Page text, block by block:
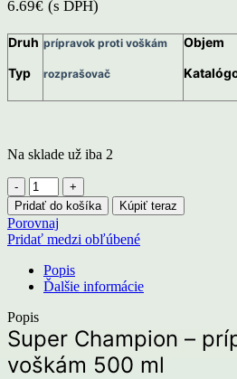
6.69€ (s DPH)
Druh
Typ
prípravok proti voškám
rozprašovač
Objem
Na sklade už iba 2
množstvo
Super
Champion
prípravok
proti
voškám
500
Pridať do košíka Kúpiť teraz
Porovnaj
Pridať medzi obľúbené
Popis
Ďalšie informácie
Popis
Super Champion –
voškám 500 ml